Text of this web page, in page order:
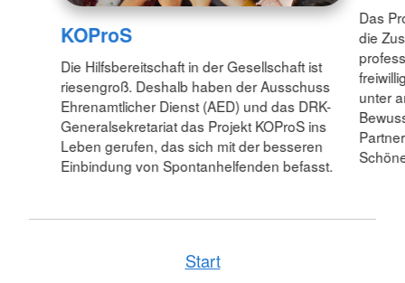
KOProS
Die Hilfsbereitschaft in der Gesellschaft ist
riesengroß. Deshalb haben der Ausschuss
Ehrenamtlicher Dienst (AED) und das DRK-
Generalsekretariat das Projekt KOProS ins
Leben gerufen, das sich mit der besseren
Einbindung von Spontanhelfenden befasst.
Das
die
unter
Start